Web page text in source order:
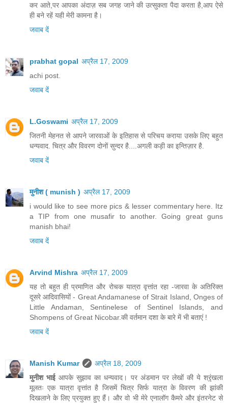
कर आते,पर आपका अंदाज़ सब जगह जाने की उत्सुकता पैदा करता है,आप ऐसे
ही बने रहें यही मेरी कामना है।
जवाब दें
prabhat gopal अप्रैल 17, 2009
achi post.
जवाब दें
L.Goswami अप्रैल 17, 2009
जितनी मेहनत से आपने जारवाओं के इतिहास से परिचय कराया उसके लिए बहुत
धन्यवाद. चित्र और विवरण दोनों सुन्दर है....अगली कड़ी का इन्तिज़ार है.
जवाब दें
मुनीश ( munish ) अप्रैल 17, 2009
i would like to see more pics & lesser commentary here. Itz
a TIP from one musafir to another. Going great guns
manish bhai!
जवाब दें
Arvind Mishra अप्रैल 17, 2009
यह तो बहुत ही प्रमाणित और रोचक यात्रा वृत्तांत रहा -जारवा के अतिरिक्त
दूसरे आदिवासियों - Great Andamanese of Strait Island, Onges of
Little Andaman, Sentinelese of Sentinel Islands, and
Shompens of Great Nicobar.की वर्तमान दशा के बारे में भी बताएं !
जवाब दें
Manish Kumar
अप्रैल 18, 2009
मुनीश भाईआपके सुझाव का धन्यवाद। पर अंडमान पर लेखों की ये श्रृंखला
मूलतः एक यात्रा वृत्तांत है जिसमें चित्र सिर्फ यात्रा के विवरण की झांकी
दिखलाने के लिए प्रयुक्त हुए हैं। और वो भी मेरे एनालॉग कैमरे और इंतरनेट से